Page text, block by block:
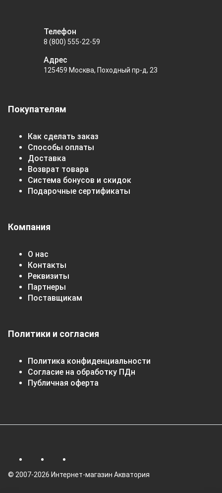
Покупателям
Как сделать заказ
Способы оплаты
Доставка
Возврат товара
Система бонусов и скидок
Подарочные сертификаты
Компания
О нас
Контакты
Реквизиты
Партнеры
Поставщикам
Политики и согласия
Политика конфиденциальности
Согласие на обработку ПДн
Публичная оферта
Телефон
8 (800) 555-22-59
Адрес
125459 Москва, Походный пр-д, 23
© 2007-2026 Интернет-магазин Акватория